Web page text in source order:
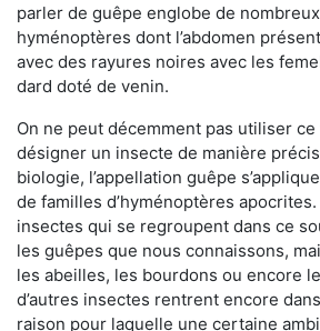
parler de guêpe englobe de
hyménoptères dont l’abdomen
avec des rayures noires avec les
dard doté de venin.
On ne peut décemment pas utiliser
désigner un insecte de manière
biologie, l’appellation guêpe
de familles d’hyménoptères
insectes qui se regroupent dans ce
les guêpes que nous connaissons,
les abeilles, les bourdons ou encore
d’autres insectes rentrent encore
raison pour laquelle une certaine